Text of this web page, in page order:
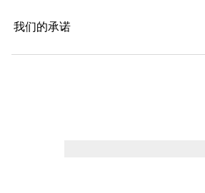
我们的承诺